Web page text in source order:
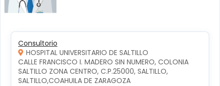
Consultorio
HOSPITAL UNIVERSITARIO DE SALTILLO
CALLE FRANCISCO I. MADERO SIN NUMERO, COLONIA
SALTILLO ZONA CENTRO, C.P.25000, SALTILLO,
SALTILLO,COAHUILA DE ZARAGOZA